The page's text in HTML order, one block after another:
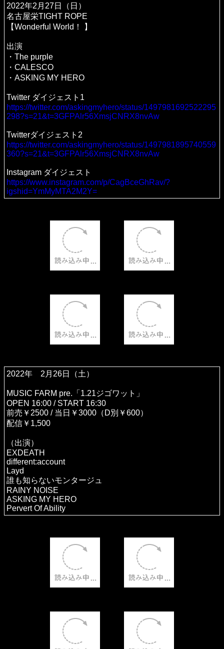
2022年2月27日（日）
名古屋栄TIGHT ROPE
【Wonderful World！ 】
出演
・The purple
・CALESCO
・ASKING MY HERO
Twitter ダイジェスト1
https://twitter.com/askingmyhero/status/1497981692522295
298?s=21&t=3GFPAlr56XmsjCNRX8nvAw
Twitterダイジェスト2
https://twitter.com/askingmyhero/status/1497981895740559
360?s=21&t=3GFPAlr56XmsjCNRX8nvAw
Instagram ダイジェスト
https://www.instagram.com/p/CagBceGhRav/?
igshid=YmMyMTA2M2Y=
2022年 2月26日（土）
MUSIC FARM pre.「1.21ジゴワット」
OPEN 16:00 / START 16:30
前売￥2500 / 当日￥3000（D別￥600）
配信￥1,500
（出演）
EXDEATH
different:account
Layd
誰も知らないモンタージュ
RAINY NOISE
ASKING MY HERO
Pervert Of Ability